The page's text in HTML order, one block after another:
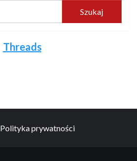
Szukaj
Threads
Polityka prywatności